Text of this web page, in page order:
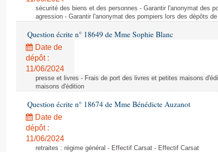
sécurité des biens et des personnes - Garantir l'anonymat des
agression - Garantir l'anonymat des pompiers lors des dépôts
Question écrite n° 18649 de Mme Sophie Blanc
Date de
dépôt :
11/06/2024
presse et livres - Frais de port des livres et petites maisons
maisons d'édition
Question écrite n° 18674 de Mme Bénédicte Auzanot
Date de
dépôt :
11/06/2024
retraites : régime général - Effectif Carsat - Effectif Carsat